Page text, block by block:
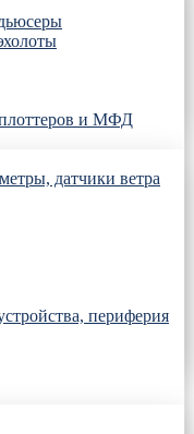
и МФД
датчики ветра
периферия